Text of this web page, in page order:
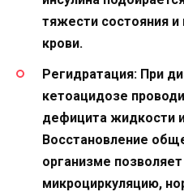
тяжести состояния
крови.
Регидратация: При
кетоацидозе
дефицита жидкости
Восстановление
организме
микроциркуляцию,